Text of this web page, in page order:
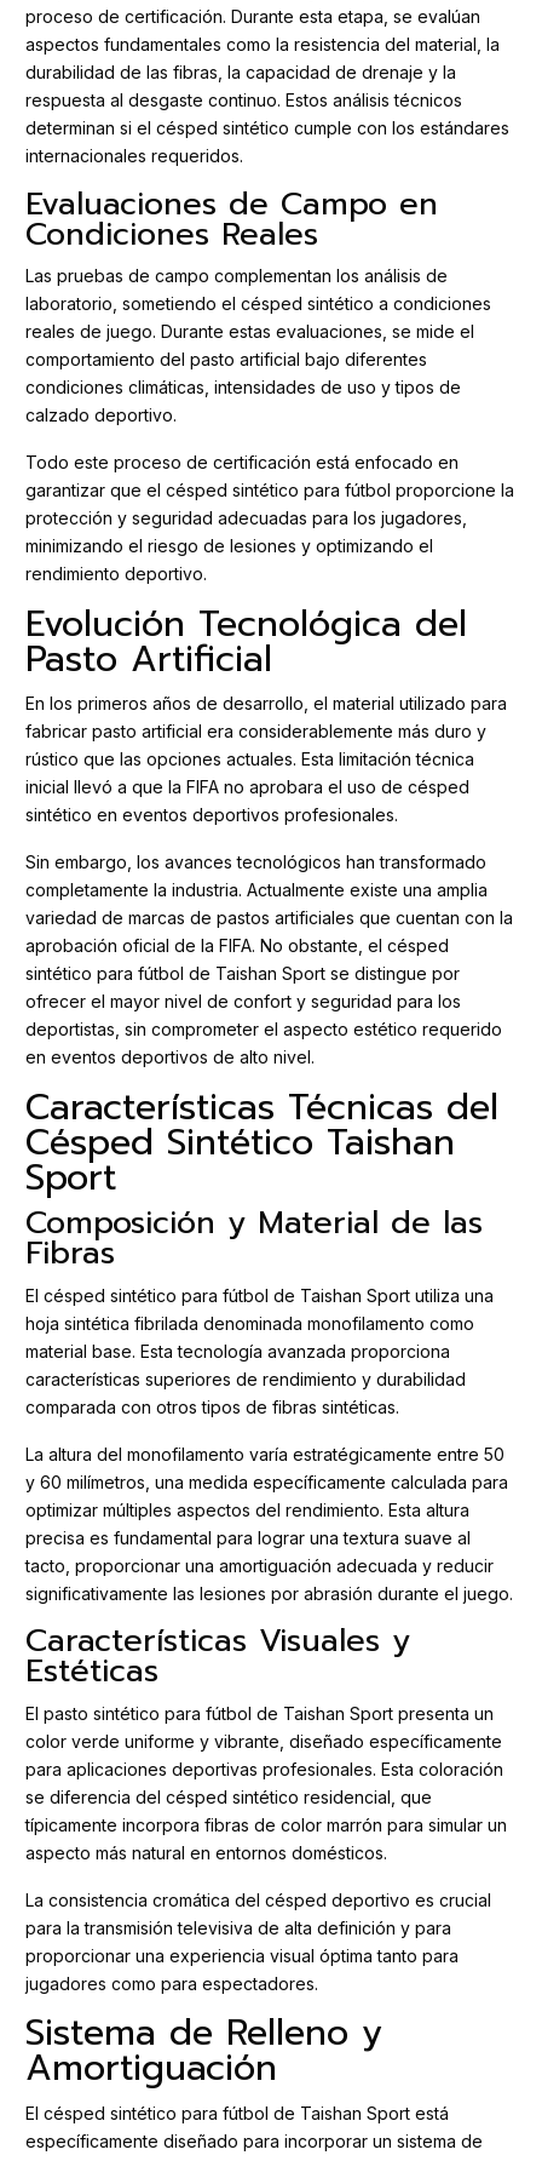
proceso de certificación. Durante esta etapa, se evalúan
aspectos fundamentales como la resistencia del material, la
durabilidad de las fibras, la capacidad de drenaje y la
respuesta al desgaste continuo. Estos análisis técnicos
determinan si el césped sintético cumple con los estándares
internacionales requeridos.
Evaluaciones de Campo en
Condiciones Reales
Las pruebas de campo complementan los análisis de
laboratorio, sometiendo el césped sintético a condiciones
reales de juego. Durante estas evaluaciones, se mide el
comportamiento del pasto artificial bajo diferentes
condiciones climáticas, intensidades de uso y tipos de
calzado deportivo.
Todo este proceso de certificación está enfocado en
garantizar que el césped sintético para fútbol proporcione la
protección y seguridad adecuadas para los jugadores,
minimizando el riesgo de lesiones y optimizando el
rendimiento deportivo.
Evolución Tecnológica del
Pasto Artificial
En los primeros años de desarrollo, el material utilizado para
fabricar pasto artificial era considerablemente más duro y
rústico que las opciones actuales. Esta limitación técnica
inicial llevó a que la FIFA no aprobara el uso de césped
sintético en eventos deportivos profesionales.
Sin embargo, los avances tecnológicos han transformado
completamente la industria. Actualmente existe una amplia
variedad de marcas de pastos artificiales que cuentan con la
aprobación oficial de la FIFA. No obstante, el césped
sintético para fútbol de Taishan Sport se distingue por
ofrecer el mayor nivel de confort y seguridad para los
deportistas, sin comprometer el aspecto estético requerido
en eventos deportivos de alto nivel.
Características Técnicas del
Césped Sintético Taishan
Sport
Composición y Material de las
Fibras
El césped sintético para fútbol de Taishan Sport utiliza una
hoja sintética fibrilada denominada monofilamento como
material base. Esta tecnología avanzada proporciona
características superiores de rendimiento y durabilidad
comparada con otros tipos de fibras sintéticas.
La altura del monofilamento varía estratégicamente entre 50
y 60 milímetros, una medida específicamente calculada para
optimizar múltiples aspectos del rendimiento. Esta altura
precisa es fundamental para lograr una textura suave al
tacto, proporcionar una amortiguación adecuada y reducir
significativamente las lesiones por abrasión durante el juego.
Características Visuales y
Estéticas
El pasto sintético para fútbol de Taishan Sport presenta un
color verde uniforme y vibrante, diseñado específicamente
para aplicaciones deportivas profesionales. Esta coloración
se diferencia del césped sintético residencial, que
típicamente incorpora fibras de color marrón para simular un
aspecto más natural en entornos domésticos.
La consistencia cromática del césped deportivo es crucial
para la transmisión televisiva de alta definición y para
proporcionar una experiencia visual óptima tanto para
jugadores como para espectadores.
Sistema de Relleno y
Amortiguación
El césped sintético para fútbol de Taishan Sport está
específicamente diseñado para incorporar un sistema de